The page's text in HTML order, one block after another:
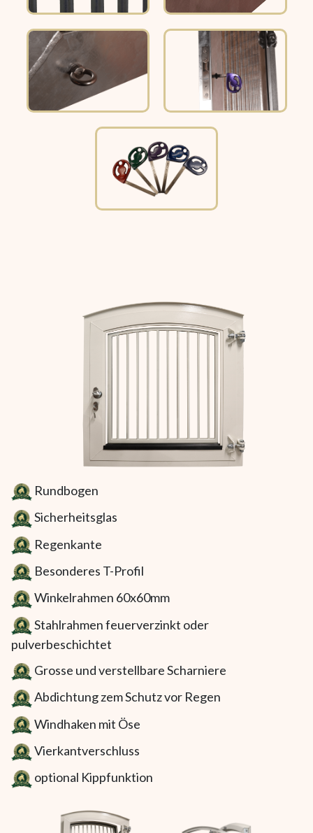
Rundbogen
Sicherheitsglas
Regenkante
Besonderes T-Profil
Winkelrahmen 60x60mm
Stahlrahmen feuerverzinkt oder
pulverbeschichtet
Grosse und verstellbare Scharniere
Abdichtung zem Schutz vor Regen
Windhaken mit Öse
Vierkantverschluss
optional Kippfunktion